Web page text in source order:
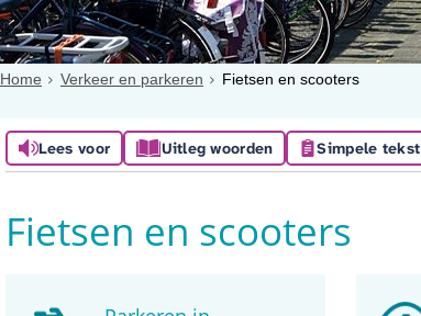
Home Verkeer en parkeren Fietsen en scooters
Lees voor Uitleg woorden Simpele tekst
Fietsen en scooters